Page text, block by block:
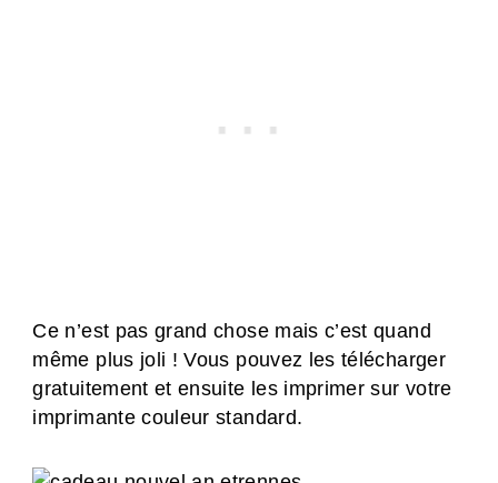
Ce n’est pas grand chose mais c’est quand
même plus joli ! Vous pouvez les télécharger
gratuitement et ensuite les imprimer sur votre
imprimante couleur standard.